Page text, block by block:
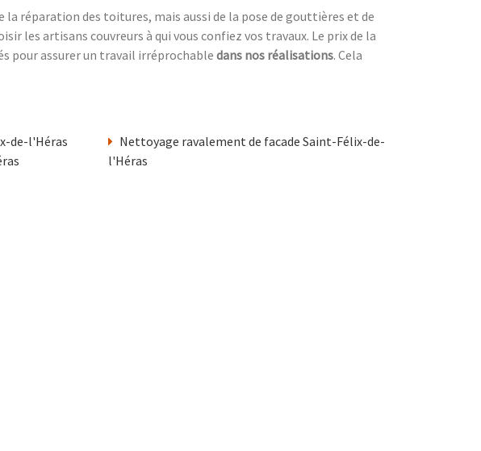
la réparation des toitures, mais aussi de la pose de gouttières et de
les artisans couvreurs à qui vous confiez vos travaux. Le prix de la
pour assurer un travail irréprochable dans nos réalisations. Cela
de-l'Héras
Nettoyage ravalement de facade Saint-Félix-de-
l'Héras